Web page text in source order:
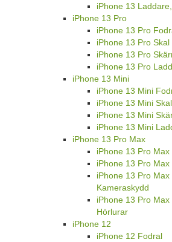
iPhone 13
iPhone 13 Pro
iPhone 13 Pro
iPhone 13 Pro Skal
iPhone 13 Pro
iPhone 13 Pro
iPhone 13 Mini
iPhone 13 Mini
iPhone 13 Mini Skal
iPhone 13 Mini
iPhone 13 Mini
iPhone 13 Pro Max
iPhone 13 Pro
iPhone 13 Pro Max
iPhone 13 Pro
Kameraskydd
iPhone 13 Pro
Hörlurar
iPhone 12
iPhone 12 Fodral